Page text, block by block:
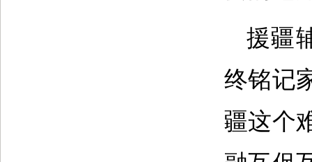
援疆
终铭记
疆这个